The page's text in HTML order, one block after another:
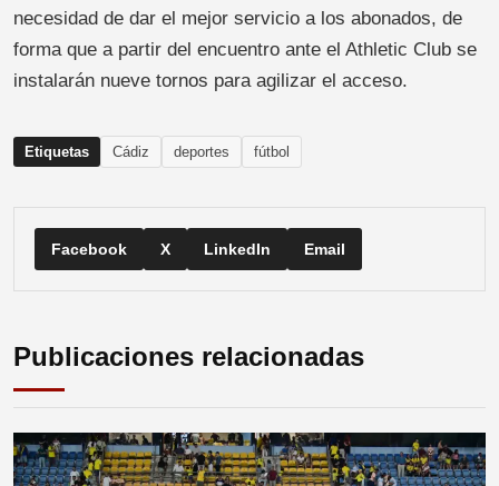
necesidad de dar el mejor servicio a los abonados, de
forma que a partir del encuentro ante el Athletic Club se
instalarán nueve tornos para agilizar el acceso.
Etiquetas Cádiz deportes fútbol
Facebook X LinkedIn Email
Publicaciones relacionadas